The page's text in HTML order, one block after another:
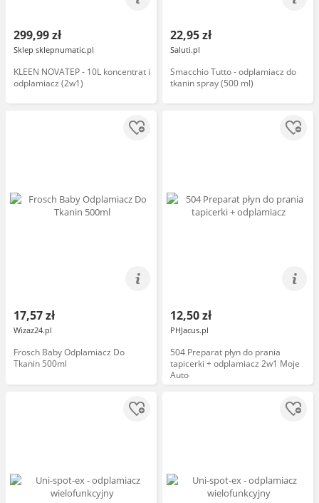
299,99 zł
Sklep sklepnumatic.pl
KLEEN NOVATEP - 10L koncentrat i
odplamiacz (2w1)
22,95 zł
Saluti.pl
Smacchio Tutto - odplamiacz do
tkanin spray (500 ml)
17,57 zł
Wizaz24.pl
Frosch Baby Odplamiacz Do
Tkanin 500ml
12,50 zł
PHJacus.pl
504 Preparat płyn do prania
tapicerki + odplamiacz 2w1 Moje
Auto